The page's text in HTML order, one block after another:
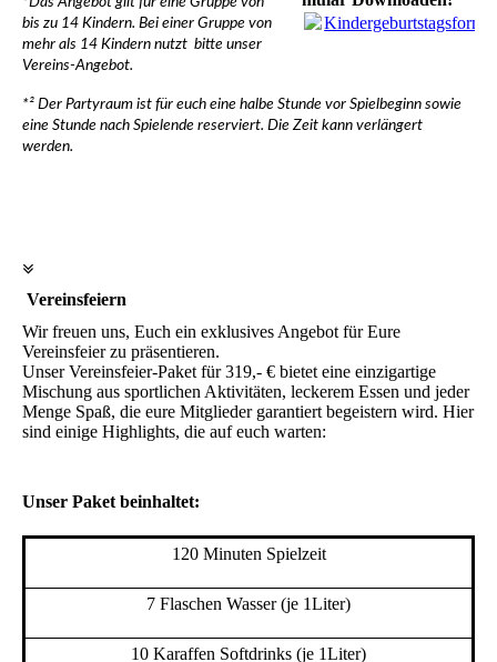
bis zu 14 Kindern. Bei einer Gruppe von
mehr als 14 Kindern nutzt bitte unser
Vereins-Angebot.
*² Der Partyraum ist für euch eine halbe Stunde vor Spielbeginn sowie
eine Stunde nach Spielende reserviert. Die Zeit kann verlängert
werden.
Vereinsfeiern
Wir freuen uns, Euch ein exklusives Angebot für Eure
Vereinsfeier zu präsentieren.
Unser Vereinsfeier-Paket für 319,- € bietet eine einzigartige
Mischung aus sportlichen Aktivitäten, leckerem Essen und jeder
Menge Spaß, die eure Mitglieder garantiert begeistern wird. Hier
sind einige Highlights, die auf euch warten:
Unser Paket beinhaltet:
120 Minuten Spielzeit
7 Flaschen Wasser (je 1Liter)
10 Karaffen Softdrinks (je 1Liter)